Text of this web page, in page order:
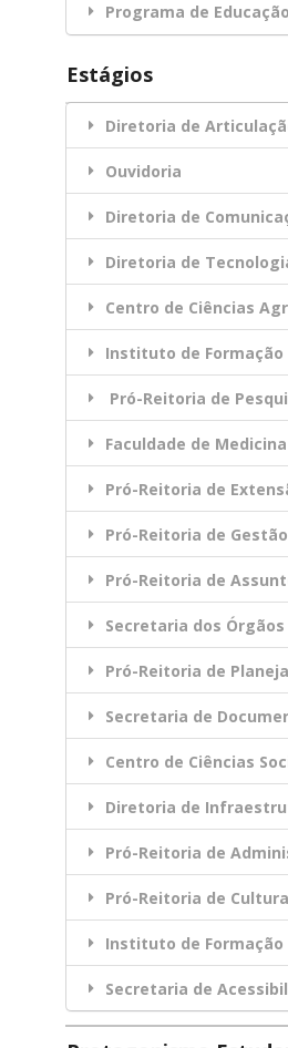
Programa de
Estágios
Diretoria de
Ouvidoria
Diretoria de
Diretoria de
Centro de Ciências
Instituto de Formação
Pró-Reitoria de
Faculdade de Medicina
Pró-Reitoria de
Pró-Reitoria de
Pró-Reitoria de
Secretaria dos
Pró-Reitoria de
Secretaria de
Centro de Ciências
Diretoria de
Pró-Reitoria de
Pró-Reitoria de Cultura
Instituto de Formação
Secretaria de